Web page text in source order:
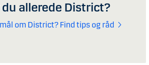
allerede District?
om District? Find tips og råd